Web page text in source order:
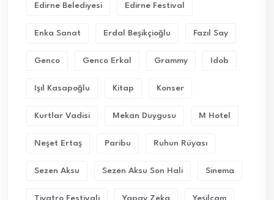
Edirne Belediyesi Edirne Festival
Enka Sanat Erdal Beşikçioğlu Fazıl Say
Genco Genco Erkal Grammy Idob
Işıl Kasapoğlu Kitap Konser
Kurtlar Vadisi Mekan Duygusu M Hotel
Neşet Ertaş Paribu Ruhun Rüyası
Sezen Aksu Sezen Aksu Son Hali Sinema
Tiyatro Festivali Yapay Zeka Yeşilçam